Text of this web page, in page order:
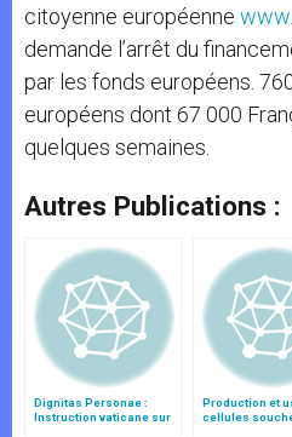
citoyenne européenne
demande l’arrêt du
par les fonds européens.
européens dont 67 000
quelques semaines.
Autres Publications :
Dignitas Personae :
Instruction vaticane sur
Production et
cellules